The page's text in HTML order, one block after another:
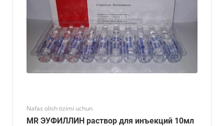
Nafas olish tizimi uchun
MR ЭУФИЛЛИН раствор для инъекций 10мл